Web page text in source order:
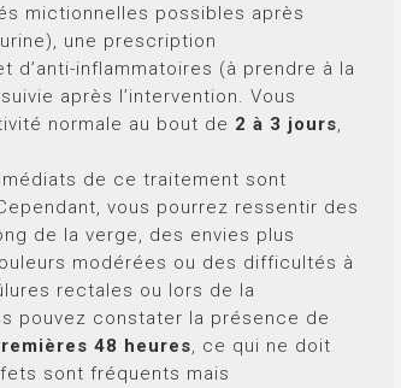
mictionnelles possibles après
une prescription
d’anti-inflammatoires (à prendre à la
après l’intervention. Vous
normale au bout de 2 à 3 jours,
de ce traitement sont
vous pourrez ressentir des
de la verge, des envies plus
modérées ou des difficultés à
rectales ou lors de la
pouvez constater la présence de
48 heures, ce qui ne doit
sont fréquents mais